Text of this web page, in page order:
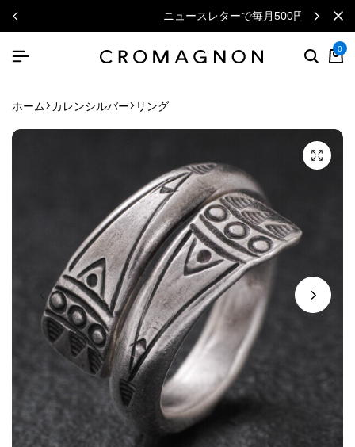
ニュースレターで毎月500円クーポン
0
ホーム カレンシルバー リング